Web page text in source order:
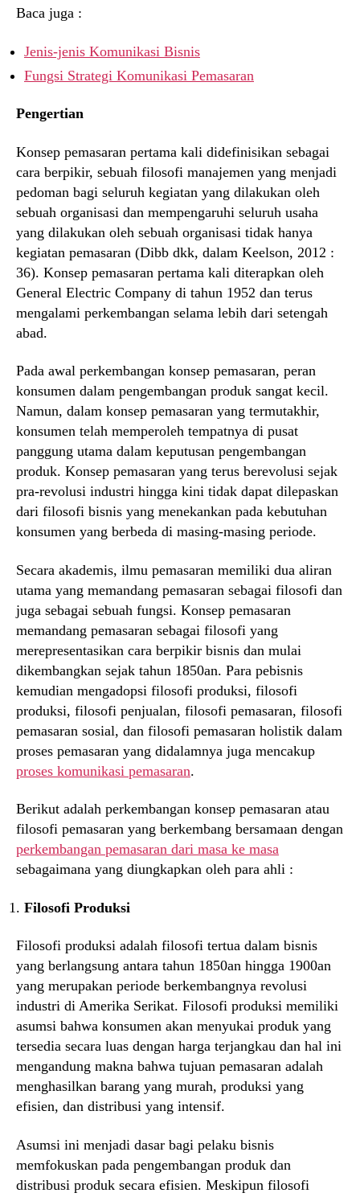
Baca juga :
Jenis-jenis Komunikasi Bisnis
Fungsi Strategi Komunikasi Pemasaran
Pengertian
Konsep pemasaran pertama kali didefinisikan sebagai
cara berpikir, sebuah filosofi manajemen yang menjadi
pedoman bagi seluruh kegiatan yang dilakukan oleh
sebuah organisasi dan mempengaruhi seluruh usaha
yang dilakukan oleh sebuah organisasi tidak hanya
kegiatan pemasaran (Dibb dkk, dalam Keelson, 2012 :
36). Konsep pemasaran pertama kali diterapkan oleh
General Electric Company di tahun 1952 dan terus
mengalami perkembangan selama lebih dari setengah
abad.
Pada awal perkembangan konsep pemasaran, peran
konsumen dalam pengembangan produk sangat kecil.
Namun, dalam konsep pemasaran yang termutakhir,
konsumen telah memperoleh tempatnya di pusat
panggung utama dalam keputusan pengembangan
produk. Konsep pemasaran yang terus berevolusi sejak
pra-revolusi industri hingga kini tidak dapat dilepaskan
dari filosofi bisnis yang menekankan pada kebutuhan
konsumen yang berbeda di masing-masing periode.
Secara akademis, ilmu pemasaran memiliki dua aliran
utama yang memandang pemasaran sebagai filosofi dan
juga sebagai sebuah fungsi. Konsep pemasaran
memandang pemasaran sebagai filosofi yang
merepresentasikan cara berpikir bisnis dan mulai
dikembangkan sejak tahun 1850an. Para pebisnis
kemudian mengadopsi filosofi produksi, filosofi
produksi, filosofi penjualan, filosofi pemasaran, filosofi
pemasaran sosial, dan filosofi pemasaran holistik dalam
proses pemasaran yang didalamnya juga mencakup
proses komunikasi pemasaran.
Berikut adalah perkembangan konsep pemasaran atau
filosofi pemasaran yang berkembang bersamaan dengan
perkembangan pemasaran dari masa ke masa
sebagaimana yang diungkapkan oleh para ahli :
Filosofi Produksi
Filosofi produksi adalah filosofi tertua dalam bisnis
yang berlangsung antara tahun 1850an hingga 1900an
yang merupakan periode berkembangnya revolusi
industri di Amerika Serikat. Filosofi produksi memiliki
asumsi bahwa konsumen akan menyukai produk yang
tersedia secara luas dengan harga terjangkau dan hal ini
mengandung makna bahwa tujuan pemasaran adalah
menghasilkan barang yang murah, produksi yang
efisien, dan distribusi yang intensif.
Asumsi ini menjadi dasar bagi pelaku bisnis
memfokuskan pada pengembangan produk dan
distribusi produk secara efisien. Meskipun filosofi